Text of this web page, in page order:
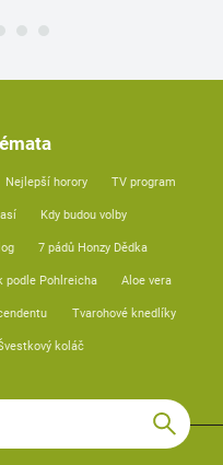
Nejlepší horory TV program
Kdy budou volby
7 pádů Honzy Dědka
podle Pohlreicha Aloe vera
Tvarohové knedlíky
koláč